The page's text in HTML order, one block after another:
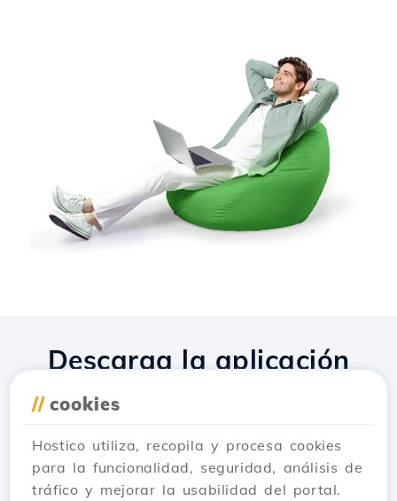
// cookies
Hostico utiliza, recopila y procesa cookies
para la funcionalidad, seguridad, análisis de
tráfico y mejorar la usabilidad del portal.
Descarga la aplicación